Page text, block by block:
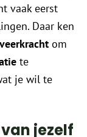
vaak eerst
Daar ken
veerkracht om
te
je wil te
jezelf